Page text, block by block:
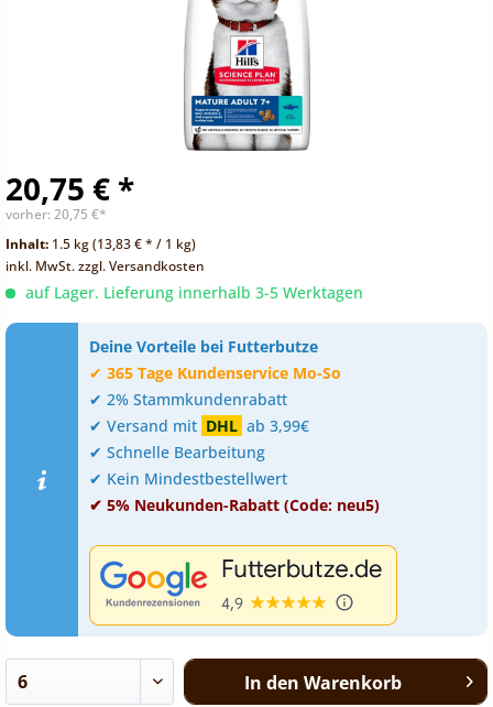
20,75 € *
vorher: 20,75 €*
Inhalt: 1.5 kg (13,83 € * / 1 kg)
inkl. MwSt.zzgl. Versandkosten
auf Lager. Lieferung innerhalb 3-5 Werktagen
Deine Vorteile bei Futterbutze
✔ 365 Tage Kundenservice Mo-So
✔ 2% Stammkundenrabatt
✔ Versand mit DHL ab 3,99€
✔ Schnelle Bearbeitung
✔ Kein Mindestbestellwert
✔ 5% Neukunden-Rabatt (Code: neu5)
In den Warenkorb